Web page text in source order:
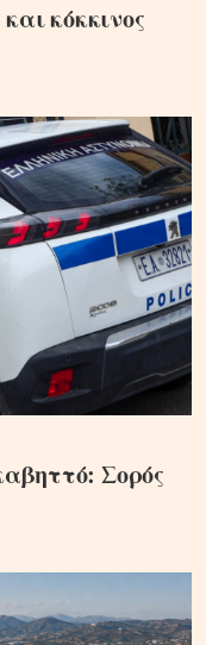
κόκκινος
Σορός